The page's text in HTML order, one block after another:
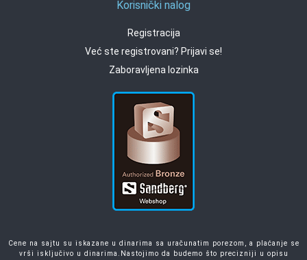
Korisnički nalog
Registracija
Već ste registrovani? Prijavi se!
Zaboravljena lozinka
Cene na sajtu su iskazane u dinarima sa uračunatim porezom, a plaćanje se
vrši isključivo u dinarima.Nastojimo da budemo što precizniji u opisu